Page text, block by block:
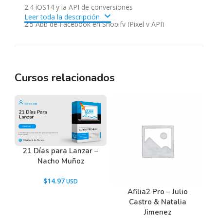
2.4 iOS14 y la API de conversiones
2.5 App de Facebook en Shopify (Pixel y API)
y todos los tipos de públicos
3.2 Creando Públicos
Administrador de Anuncios
4.1 Jerarquía y lógica del Ads Manager
Tu primera Campaña de Meta Ads
Leer toda la descripción
Cursos relacionados
21 Días para Lanzar –
Nacho Muñoz
$14.97
Afilia2 Pro – Julio
Castro & Natalia
Jimenez